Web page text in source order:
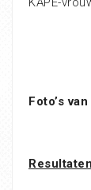
Foto’s
Resultaten